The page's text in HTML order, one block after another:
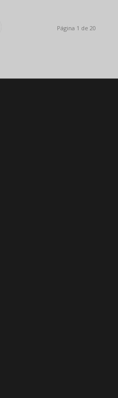
Página 1 de 20